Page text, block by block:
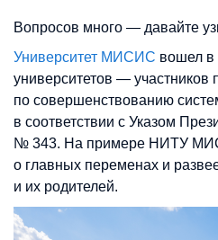
Вопросов много — давайте
Университет МИСИС вошел в
университетов — участников
по совершенствованию
в соответствии с Указом
№ 343. На примере НИТУ
о главных переменах и
и их родителей.